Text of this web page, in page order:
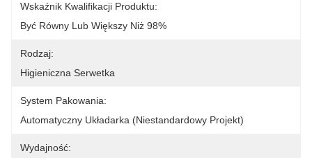
Wskaźnik Kwalifikacji Produktu:
Być Równy Lub Większy Niż 98%
Rodzaj:
Higieniczna Serwetka
System Pakowania:
Automatyczny Układarka (niestandardowy Projekt)
Wydajność: